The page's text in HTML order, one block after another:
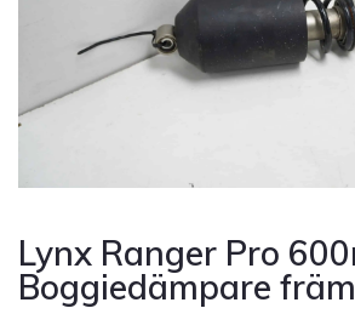
Lynx Ranger Pro
Boggiedämpare